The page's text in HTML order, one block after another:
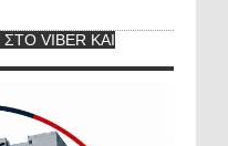
VIBER ΚΑΙ